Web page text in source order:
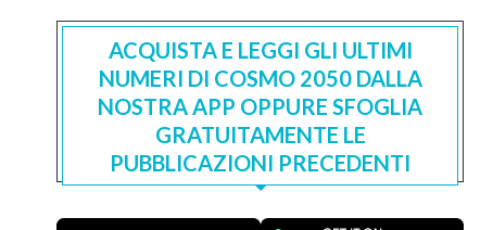
ACQUISTA E LEGGI GLI ULTIMI
NUMERI DI COSMO 2050 DALLA
NOSTRA APP OPPURE SFOGLIA
GRATUITAMENTE LE
PUBBLICAZIONI PRECEDENTI